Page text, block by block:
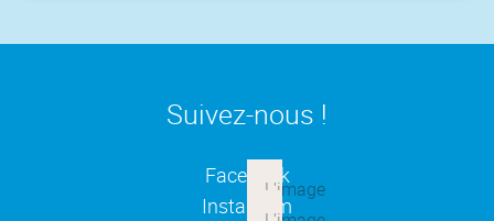
Suivez-nous !
Facebook
(ouverture dans une
Instagram(ouverture dans une